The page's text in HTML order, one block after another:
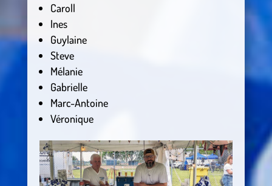
Caroll
Ines
Guylaine
Steve
Mélanie
Gabrielle
Marc-Antoine
Véronique